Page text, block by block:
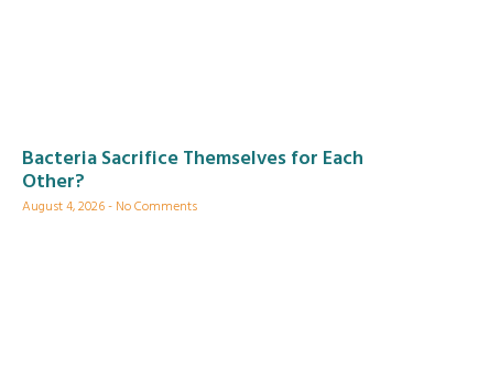
Bacteria Sacrifice Themselves for Each
Other?
August 4, 2026 No Comments